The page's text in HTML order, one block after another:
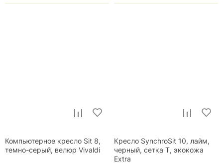
Компьютерное кресло Sit 8,
темно-серый, велюр Vivaldi
Кресло SynchroSit 10, лайм,
черный, сетка T, экокожа
Extra